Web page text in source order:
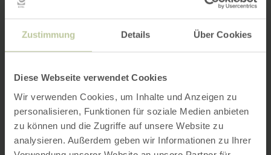
Zustimmung Details Über Cookies
Diese Webseite verwendet Cookies
Wir verwenden Cookies, um Inhalte und Anzeigen zu
personalisieren, Funktionen für soziale Medien anbieten
zu können und die Zugriffe auf unsere Website zu
analysieren. Außerdem geben wir Informationen zu Ihrer